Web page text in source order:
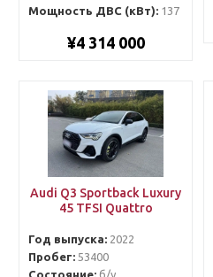
Мощность ДВС (кВт):137
¥4 314 000
Audi Q3 Sportback Luxury
45 TFSI Quattro
Год выпуска:2022
Пробег:53400
Состояние:б/у